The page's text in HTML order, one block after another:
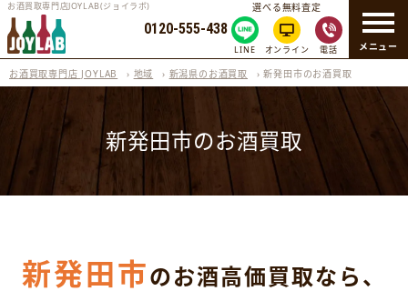
メニュー
お酒買取専門店JOYLAB(ジョイラボ)
0120-555-438
選べる無料査定
LINE オンライン 電話
お酒買取専門店 JOYLAB › 地域 › 新潟県のお酒買取 ›新発田市のお酒買取
新発田市のお酒買取
新発田市のお酒高価買取なら、